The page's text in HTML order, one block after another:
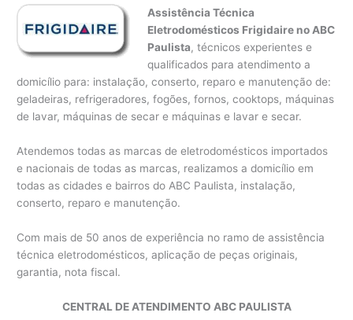
Assistência Técnica
Eletrodomésticos Frigidaire no ABC
Paulista, técnicos experientes e
qualificados para atendimento a
domicílio para: instalação, conserto, reparo e manutenção de:
geladeiras, refrigeradores, fogões, fornos, cooktops, máquinas
de lavar, máquinas de secar e máquinas e lavar e secar.
Atendemos todas as marcas de eletrodomésticos importados
e nacionais de todas as marcas, realizamos a domicílio em
todas as cidades e bairros do ABC Paulista, instalação,
conserto, reparo e manutenção.
Com mais de 50 anos de experiência no ramo de assistência
técnica eletrodomésticos, aplicação de peças originais,
garantia, nota fiscal.
CENTRAL DE ATENDIMENTO ABC PAULISTA